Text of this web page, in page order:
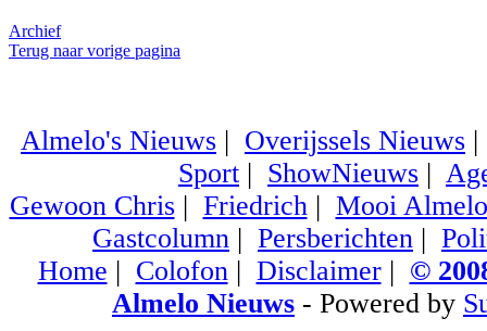
Archief
Terug naar vorige pagina
Almelo's Nieuws | Overijssels Nieuws
Sport | ShowNieuws |
Gewoon Chris| Friedrich| Mooi Almelo
Gastcolumn | Persberichten |
Home | Colofon| Disclaimer| ©
Almelo Nieuws - Powered by